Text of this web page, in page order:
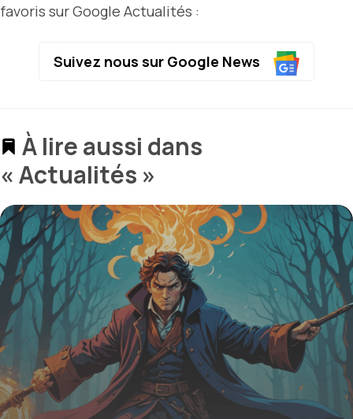
favoris sur Google Actualités :
Suivez nous sur Google News
À lire aussi dans
« Actualités »